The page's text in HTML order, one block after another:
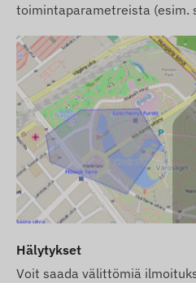
toimintaparametreista (esim.
Hälytykset
Voit saada välittömiä